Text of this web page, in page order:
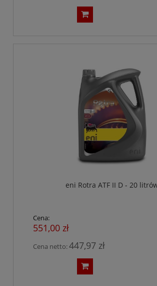
eni Rotra ATF II D - 20
Cena:
551,00 zł
Cena netto:447,97 zł